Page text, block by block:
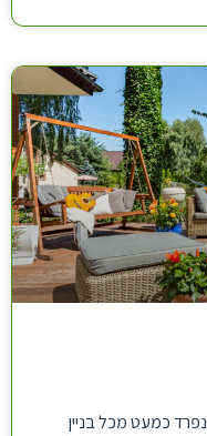
כמעט מכל בניין